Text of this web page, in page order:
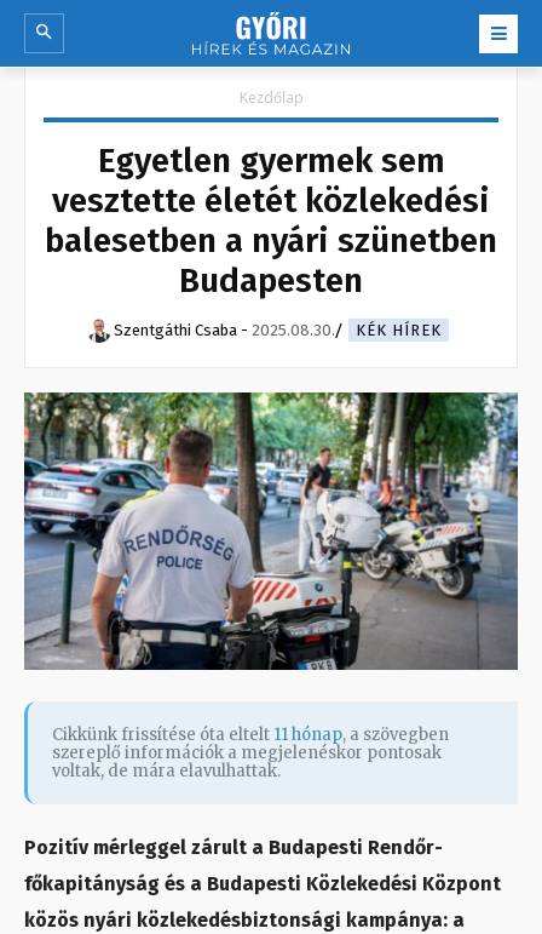
Kezdőlap
Egyetlen gyermek sem
vesztette életét közlekedési
balesetben a nyári szünetben
Budapesten
Szentgáthi Csaba - 2025.08.30. KÉK HÍREK
Cikkünk frissítése óta eltelt 11 hónap, a szövegben
szereplő információk a megjelenéskor pontosak
voltak, de mára elavulhattak.
Pozitív mérleggel zárult a Budapesti Rendőr-
főkapitányság és a Budapesti Közlekedési Központ
közös nyári közlekedésbiztonsági kampánya: a